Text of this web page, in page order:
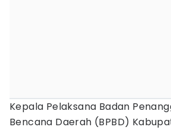
Kepala Pelaksana Badan
Bencana Daerah (BPBD)